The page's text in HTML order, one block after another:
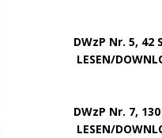
DWzP Nr. 5, 42
LESEN/
DWzP Nr. 7, 130
LESEN/